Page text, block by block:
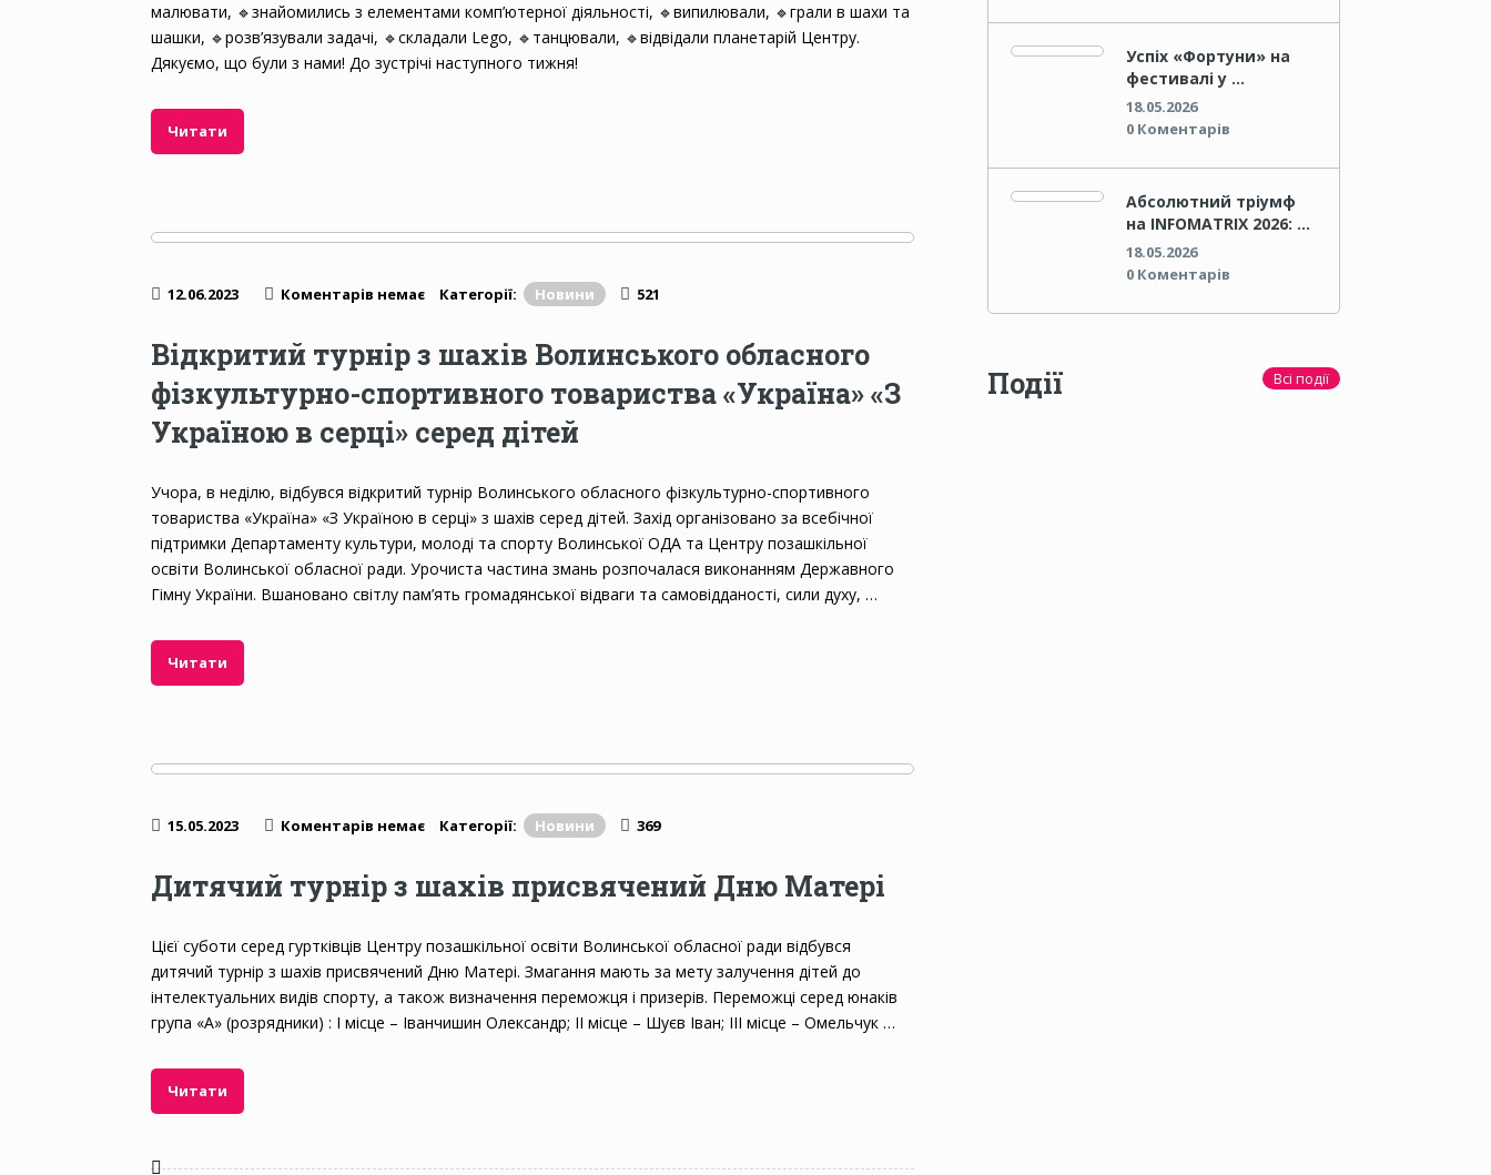
малювати, 🔹️знайомились з елементами комп’ютерної діяльності, 🔹️випилювали, 🔹️грали в шахи та
шашки, 🔹️розв’язували задачі, 🔹️складали Lego, 🔹️танцювали, 🔹️відвідали планетарій Центру.
Дякуємо, що були з нами! До зустрічі наступного тижня!
Читати
12.06.2023 Коментарів немає Категорії: Новини 521
Відкритий турнір з шахів Волинського обласного
фізкультурно-спортивного товариства «Україна» «З
Україною в серці» серед дітей
Учора, в неділю, відбувся відкритий турнір Волинського обласного фізкультурно-спортивного
товариства «Україна» «З Україною в серці» з шахів серед дітей. Захід організовано за всебічної
підтримки Департаменту культури, молоді та спорту Волинської ОДА та Центру позашкільної
освіти Волинської обласної ради. Урочиста частина змань розпочалася виконанням Державного
Гімну України. Вшановано світлу пам’ять громадянської відваги та самовідданості, сили духу, …
Читати
15.05.2023 Коментарів немає Категорії: Новини 369
Дитячий турнір з шахів присвячений Дню Матері
Цієї суботи серед гуртківців Центру позашкільної освіти Волинської обласної ради відбувся
дитячий турнір з шахів присвячений Дню Матері. Змагання мають за мету залучення дітей до
інтелектуальних видів спорту, а також визначення переможця і призерів. Переможці серед юнаків
група «А» (розрядники) : І місце – Іванчишин Олександр; ІІ місце – Шуєв Іван; ІІІ місце – Омельчук …
Читати
Успіх «Фортуни» на
фестивалі у …
18.05.2026
0 Коментарів
Абсолютний тріумф
на INFOMATRIX 2026: …
18.05.2026
0 Коментарів
Події Всі події